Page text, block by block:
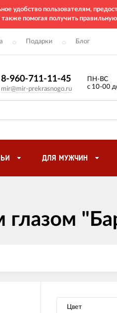
удобство пользователям,
также помогая получить
Подарки Блог
8-960-711-11-45
mir@mir-prekrasnogo.ru
ПН-ВС
с 10-00
ДЛЯ МУЖЧИН
глазом
Цвет